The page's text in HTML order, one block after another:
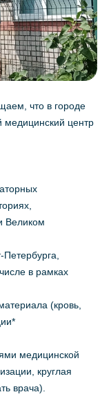
что в городе
центр
Великом
в рамках
(кровь,
медицинской
круглая
врача).